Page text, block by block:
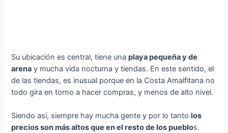
Su ubicación es central, tiene unaplaya pequeña y de
arena y mucha vida nocturna y tiendas. En este sentido, el
de las tiendas, es inusual porque en la Costa Amalfitana no
todo gira en torno a hacer compras, y menos de alto nivel.
Siendo así, siempre hay mucha gente y por lo tanto los
precios son más altos que en el resto de los pueblos.